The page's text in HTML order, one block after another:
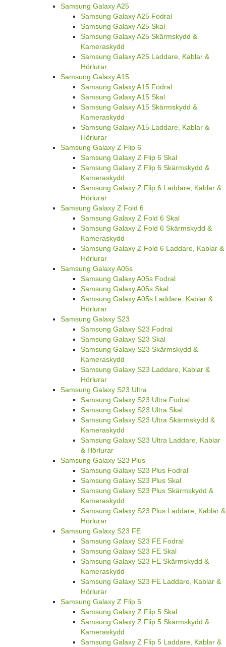
Samsung Galaxy A25
Samsung Galaxy A25 Fodral
Samsung Galaxy A25 Skal
Samsung Galaxy A25 Skärmskydd &
Kameraskydd
Samsung Galaxy A25 Laddare, Kablar &
Hörlurar
Samsung Galaxy A15
Samsung Galaxy A15 Fodral
Samsung Galaxy A15 Skal
Samsung Galaxy A15 Skärmskydd &
Kameraskydd
Samsung Galaxy A15 Laddare, Kablar &
Hörlurar
Samsung Galaxy Z Flip 6
Samsung Galaxy Z Flip 6 Skal
Samsung Galaxy Z Flip 6 Skärmskydd &
Kameraskydd
Samsung Galaxy Z Flip 6 Laddare, Kablar &
Hörlurar
Samsung Galaxy Z Fold 6
Samsung Galaxy Z Fold 6 Skal
Samsung Galaxy Z Fold 6 Skärmskydd &
Kameraskydd
Samsung Galaxy Z Fold 6 Laddare, Kablar &
Hörlurar
Samsung Galaxy A05s
Samsung Galaxy A05s Fodral
Samsung Galaxy A05s Skal
Samsung Galaxy A05s Laddare, Kablar &
Hörlurar
Samsung Galaxy S23
Samsung Galaxy S23 Fodral
Samsung Galaxy S23 Skal
Samsung Galaxy S23 Skärmskydd &
Kameraskydd
Samsung Galaxy S23 Laddare, Kablar &
Hörlurar
Samsung Galaxy S23 Ultra
Samsung Galaxy S23 Ultra Fodral
Samsung Galaxy S23 Ultra Skal
Samsung Galaxy S23 Ultra Skärmskydd &
Kameraskydd
Samsung Galaxy S23 Ultra Laddare, Kablar
& Hörlurar
Samsung Galaxy S23 Plus
Samsung Galaxy S23 Plus Fodral
Samsung Galaxy S23 Plus Skal
Samsung Galaxy S23 Plus Skärmskydd &
Kameraskydd
Samsung Galaxy S23 Plus Laddare, Kablar &
Hörlurar
Samsung Galaxy S23 FE
Samsung Galaxy S23 FE Fodral
Samsung Galaxy S23 FE Skal
Samsung Galaxy S23 FE Skärmskydd &
Kameraskydd
Samsung Galaxy S23 FE Laddare, Kablar &
Hörlurar
Samsung Galaxy Z Flip 5
Samsung Galaxy Z Flip 5 Skal
Samsung Galaxy Z Flip 5 Skärmskydd &
Kameraskydd
Samsung Galaxy Z Flip 5 Laddare, Kablar &